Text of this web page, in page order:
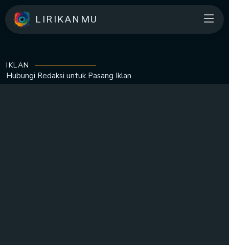
LIRIKANMU
IKLAN
Hubungi Redaksi untuk Pasang Iklan